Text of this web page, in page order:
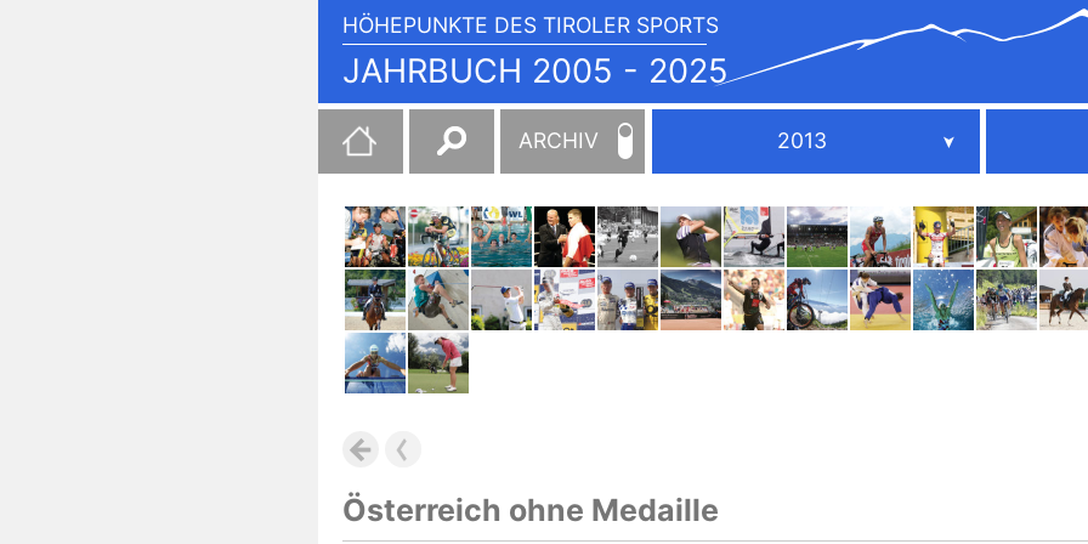
HÖHEPUNKTE DES TIROLER SPORTS
JAHRBUCH 2005 - 2025
JAHRBUCH
2005
2025
Suchen
nach:
ARCHIV 2013
Österreich ohne Medaille